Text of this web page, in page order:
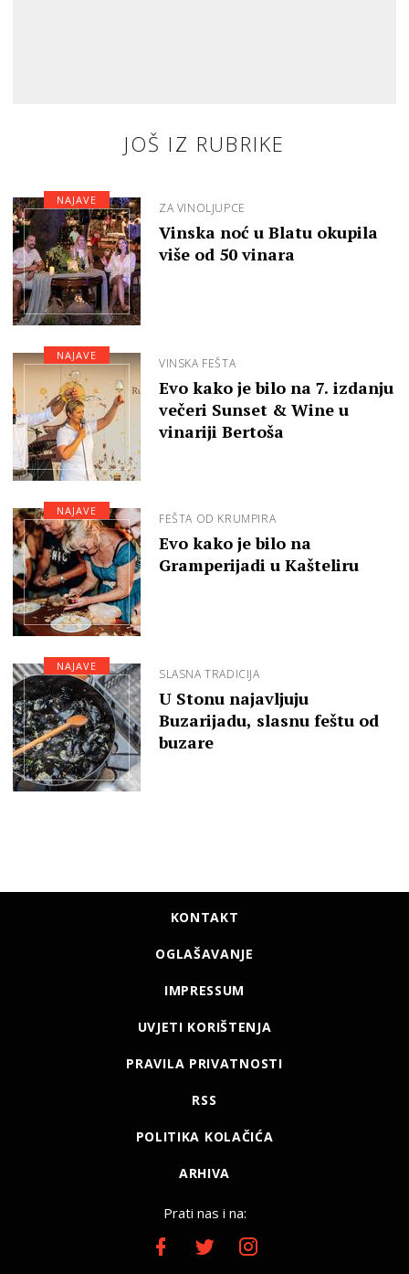
JOŠ IZ RUBRIKE
ZA VINOLJUPCE
Vinska noć u Blatu okupila
više od 50 vinara
NAJAVE
VINSKA FEŠTA
Evo kako je bilo na 7. izdanju
večeri Sunset & Wine u
vinariji Bertoša
NAJAVE
FEŠTA OD KRUMPIRA
Evo kako je bilo na
Gramperijadi u Kašteliru
NAJAVE
SLASNA TRADICIJA
U Stonu najavljuju
Buzarijadu, slasnu feštu od
buzare
NAJAVE
KONTAKT
OGLAŠAVANJE
IMPRESSUM
UVJETI KORIŠTENJA
PRAVILA PRIVATNOSTI
RSS
POLITIKA KOLAČIĆA
ARHIVA
Prati nas i na: